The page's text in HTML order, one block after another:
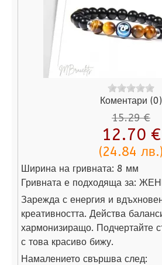
Коментари (0)
15.29 €
12.70 €
(24.84 лв.)
Ширина на гривната: 8 мм
Гривната е подходяща за:
Зарежда с енергия и
креативността. Действа
хармонизиращо. Подчертайте
с това красиво бижу.
Намалението свършва след: